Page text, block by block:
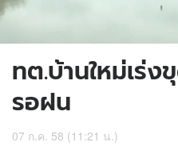
ทต.บ้านใหม่เร่
รอฝน
07 ก.ค. 58 (11:21 น.)